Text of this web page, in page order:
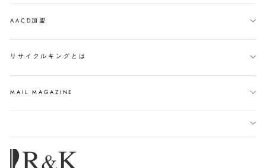
AACD加盟
リサイクルキングとは
MAIL MAGAZINE